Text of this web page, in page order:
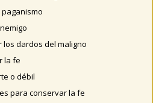
dardos del maligno
la fe
o débil
para conservar la fe